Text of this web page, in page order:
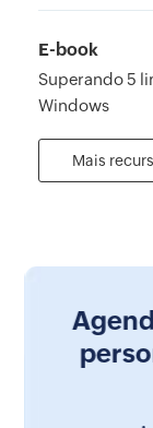
E-book
Superando 5
Windows
Mais